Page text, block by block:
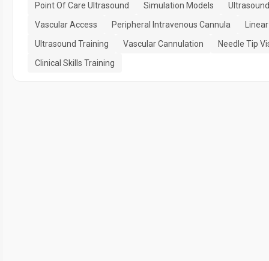
Point Of Care Ultrasound Simulation Models
Vascular Access
Peripheral Intravenous Cannula
Ultrasound Training
Vascular Cannulation
Needle Tip
Clinical Skills Training